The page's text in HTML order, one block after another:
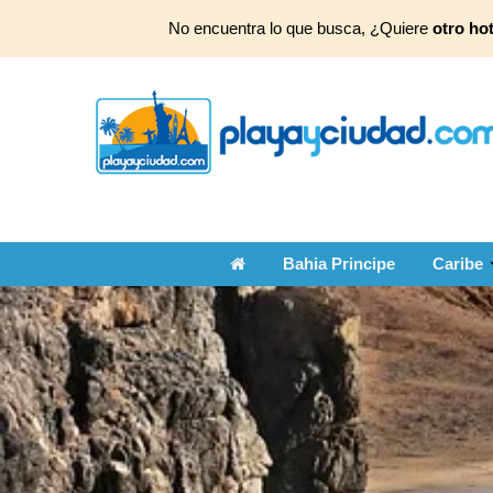
No encuentra lo que busca, ¿Quiere otro
Bahia Principe Caribe